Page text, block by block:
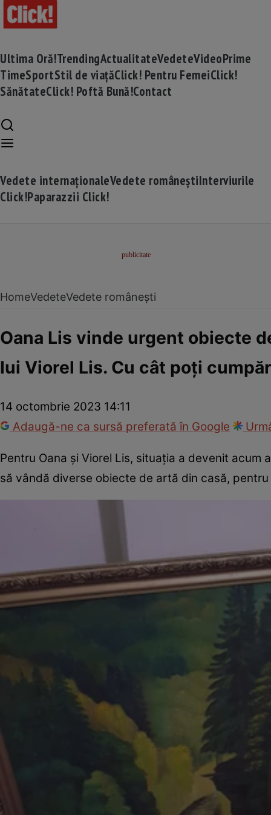
Ultima Oră!TrendingActualitateVedeteVideoPrime
TimeSportStil de viațăClick! Pentru FemeiClick!
SănătateClick! Poftă Bună!Contact
Vedete internaționaleVedete româneștiInterviurile
Click!Paparazzii Click!
HomeVedeteVedete românești
Oana Lis vinde urgent obiecte
lui Viorel Lis. Cu cât poți
14 octombrie 2023 14:11
Adaugă-ne ca sursă preferată în Google
Pentru Oana și Viorel Lis, situația a devenit
să vândă diverse obiecte de artă din casă,